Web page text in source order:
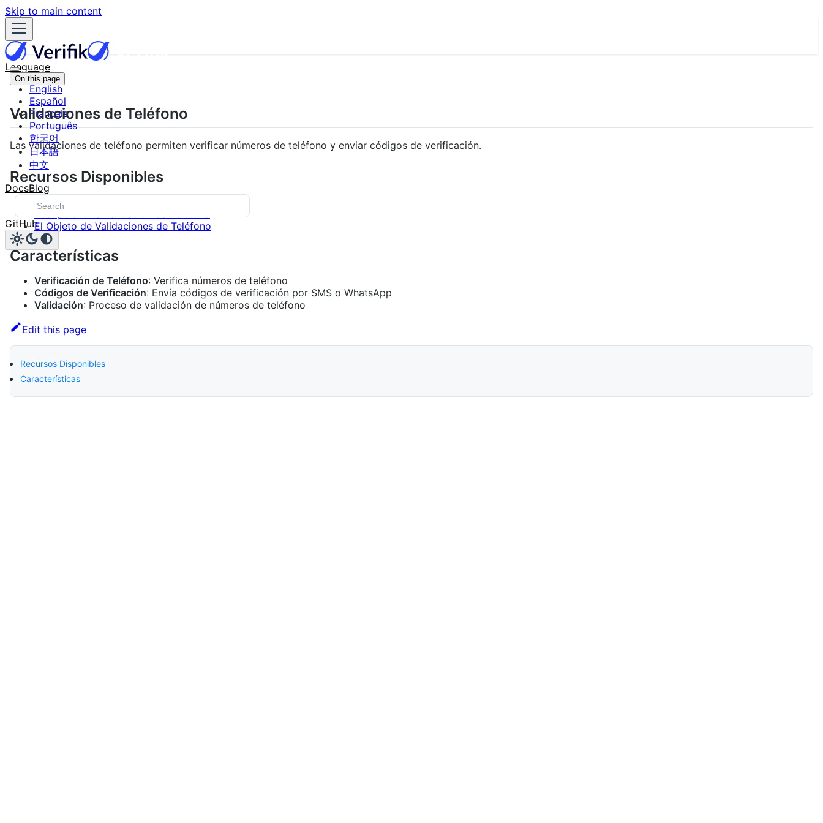
Skip to main content
Language
English
Español
Français
Português
한국어
日本語
中文
DocsBlog
GitHub
On this page
Validaciones de Teléfono
Las validaciones de teléfono permiten verificar números de teléfono y enviar códigos de verificación.
Recursos Disponibles
Crear Validación de Teléfono
Recuperar una Validación de Teléfono
El Objeto de Validaciones de Teléfono
Características
Verificación de Teléfono: Verifica números de teléfono
Códigos de Verificación: Envía códigos de verificación por SMS o WhatsApp
Validación: Proceso de validación de números de teléfono
Edit this page
Recursos Disponibles
Características